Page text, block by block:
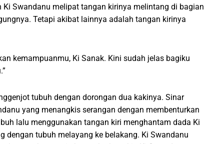
Swandanu melipat tangan kirinya melintang di bagian
Tetapi akibat lainnya adalah tangan kirinya
kemampuanmu, Ki Sanak. Kini sudah jelas bagiku
tubuh dengan dorongan dua kakinya. Sinar
yang menangkis serangan dengan membenturkan
lalu menggunakan tangan kiri menghantam dada Ki
dengan tubuh melayang ke belakang. Ki Swandanu